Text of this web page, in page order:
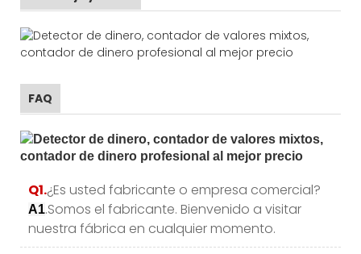
FAQ
Q1.¿Es usted fabricante o empresa comercial?
A1.Somos el fabricante. Bienvenido a visitar
nuestra fábrica en cualquier momento.